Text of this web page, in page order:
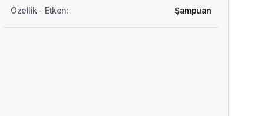
Özellik - Etken: Şampuan